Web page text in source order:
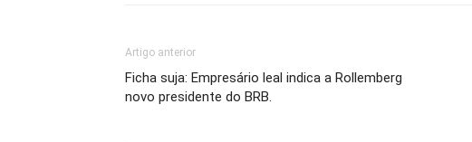
Artigo anterior
Ficha suja: Empresário leal indica a Rollemberg
novo presidente do BRB.